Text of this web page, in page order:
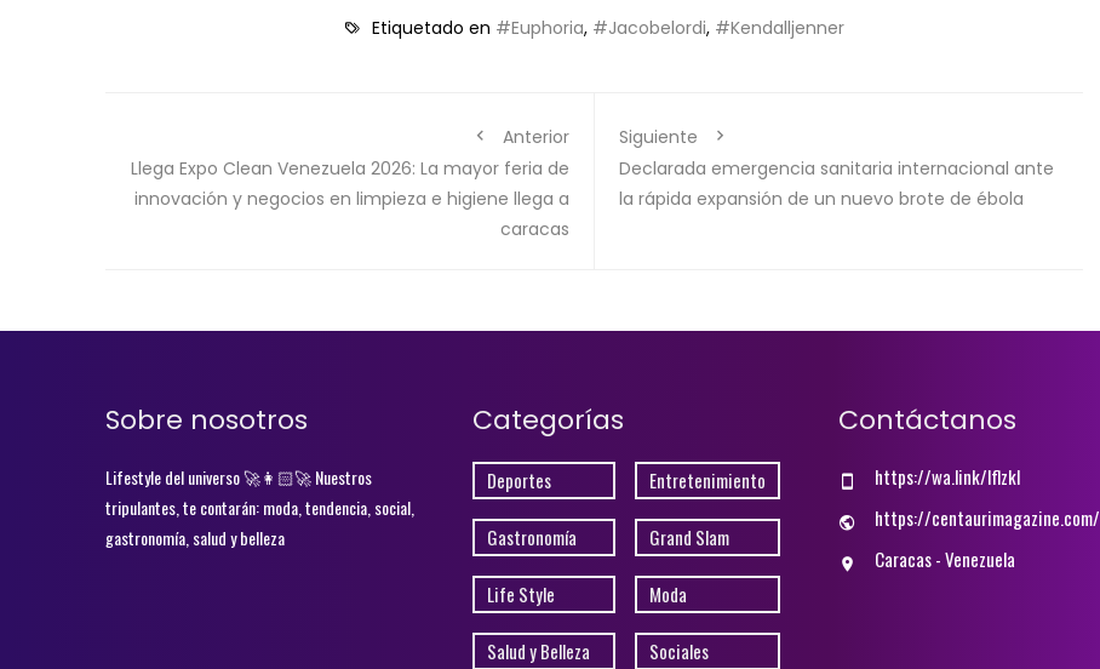
Etiquetado en #Euphoria, #Jacobelordi, #Kendalljenner
Anterior
Llega Expo Clean Venezuela 2026: La mayor feria de
innovación y negocios en limpieza e higiene llega a
caracas
Siguiente
Declarada emergencia sanitaria internacional ante
la rápida expansión de un nuevo brote de ébola
Sobre nosotros
Lifestyle del universo 🚀👩🏻‍🚀 Nuestros
tripulantes, te contarán: moda, tendencia, social,
gastronomía, salud y belleza
Categorías
Deportes Entretenimiento
Gastronomía Grand Slam
Life Style Moda
Salud y Belleza Sociales
Contáctanos
https://wa.link/lflzkl
https://centaurimagazine.com/
Caracas - Venezuela